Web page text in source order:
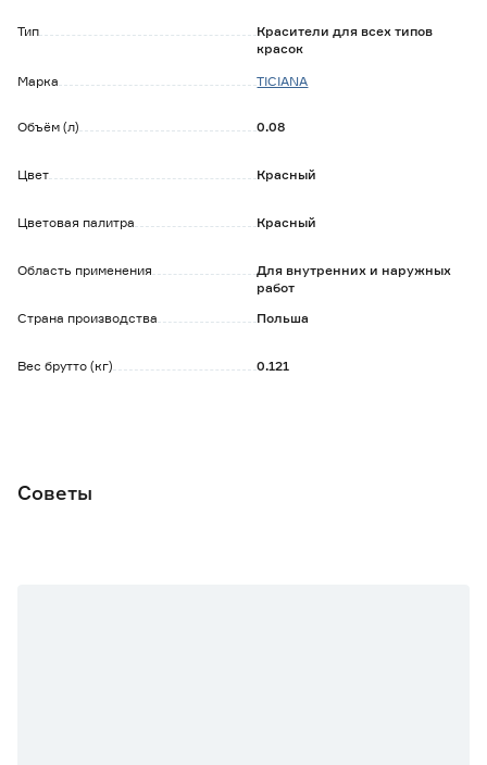
- светостойкий;
- время высыхания при декоративной отделке не более 2
Не рекомендуется для использования в сочетании с
полиуретановыми материалами.
Тип
Красители для всех типов
красок
Марка
TICIANA
Объём (л) 0.08
Цвет Красный
Цветовая палитра Красный
Область применения
Для внутренних и наружных
работ
Страна производства
Польша
Вес брутто (кг) 0.121
Советы